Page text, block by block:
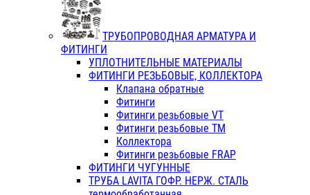
ТРУБОПРОВОДНАЯ АРМАТУРА И
ФИТИНГИ
УПЛОТНИТЕЛЬНЫЕ МАТЕРИАЛЫ
ФИТИНГИ РЕЗЬБОВЫЕ, КОЛЛЕКТОРА
Клапана обратные
Фитинги
Фитинги резьбовые VT
Фитинги резьбовые ТМ
Коллектора
Фитинги резьбовые FRAP
ФИТИНГИ ЧУГУННЫЕ
ТРУБА LAVITA ГОФР. НЕРЖ. СТАЛЬ